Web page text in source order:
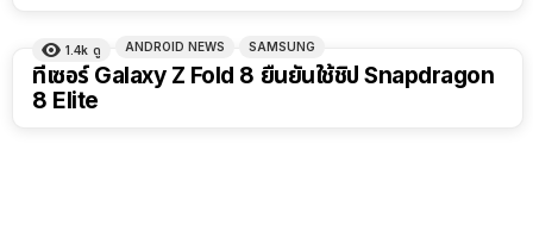
1.4k ดู ANDROID NEWS SAMSUNG
ทีเซอร์ Galaxy Z Fold 8 ยืนยันใช้ชิป Snapdragon
8 Elite